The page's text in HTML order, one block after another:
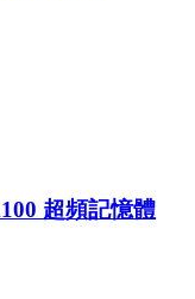
超頻記憶體